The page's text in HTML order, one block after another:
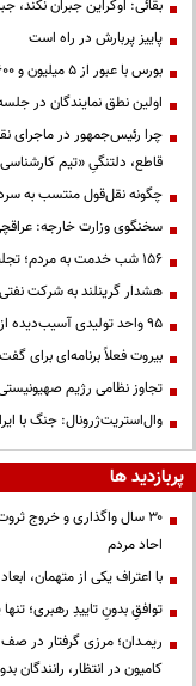
بقائی: اوکراین جبران نکند،
پاییز پربارش در راه است
بورس با عبور از ۵ میلیون و ۶۰۰ هزار باز هم رکورد تاریخی زد
اولین نطق نمایندگان در
چرا رئیس‌جمهور در ماجرای
قاطع، دلتنگیِ «تیم
چگونه نقل‌قول منتسب به
سخنگوی وزارت خارجه:
۱۵۶ شب خدمت به مردم؛ تجلیل از پدران شهدای مدافع حرم در موکب شهدای رزکان
هشدار گرینلند به شرکت
95 واحد تولیدی آسیب‌دیده از جنگ در تهران به چرخه تولید بازگشتند
بیروت فعلاً برنامه‌ای برای
تجاوز نظامی رژیم
وال‌استریت‌ژرونال: جنگ با
پربازدید ها
۳۰ سال واگذاری و خروج
احاد مردم
با اعتراف یکی از متهمان،
توافقِ بدونِ تاییدِ رهبری؛
کامیون در انتظار،